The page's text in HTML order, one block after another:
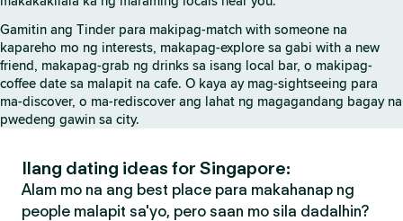
Gamitin ang Tinder para makipag-match with someone na
kapareho mo ng interests, makapag-explore sa gabi with a new
friend, makapag-grab ng drinks sa isang local bar, o makipag-
coffee date sa malapit na cafe. O kaya ay mag-sightseeing para
ma-discover, o ma-rediscover ang lahat ng magagandang bagay na
pwedeng gawin sa city.
Ilang dating ideas for Singapore:
Alam mo na ang best place para makahanap ng
people malapit sa'yo, pero saan mo sila dadalhin?